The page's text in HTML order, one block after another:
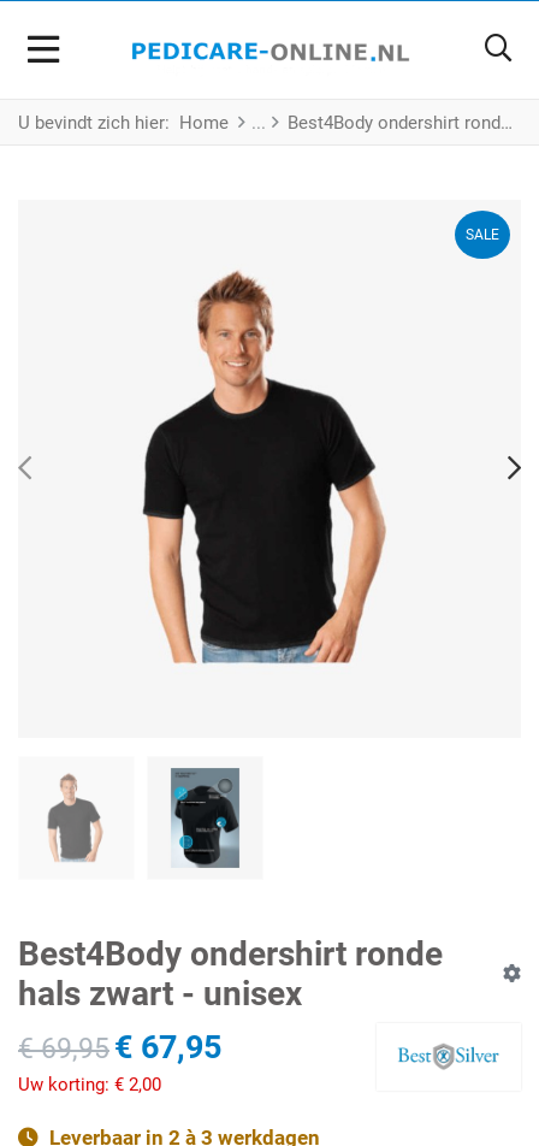
U bevindt zich hier: Home Best4Body ondershirt ronde hals zwart - unisex
SALE
Best4Body ondershirt ronde
hals zwart - unisex
€ 69,95€ 67,95
Uw korting: € 2,00
Leverbaar in 2 à 3 werkdagen